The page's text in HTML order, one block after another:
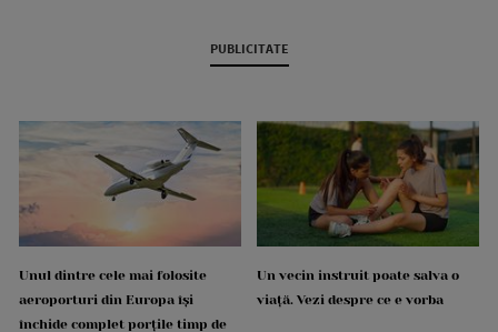
PUBLICITATE
Unul dintre cele mai folosite
aeroporturi din Europa își
închide complet porțile timp de
Un vecin instruit poate salva o
viață. Vezi despre ce e vorba